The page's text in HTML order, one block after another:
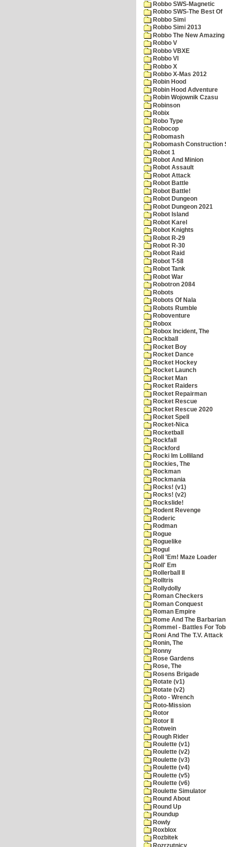
Robbo SWS-Magnetic
Robbo SWS-The Best Of
Robbo Simi
Robbo Simi 2013
Robbo The New
Robbo V
Robbo VBXE
Robbo VI
Robbo X
Robbo X-Mas 2012
Robin Hood
Robin Hood Adventure
Robin Wojownik Czasu
Robinson
Robix
Robo Type
Robocop
Robomash
Robomash Construction
Robot 1
Robot And Minion
Robot Assault
Robot Attack
Robot Battle
Robot Battle!
Robot Dungeon
Robot Dungeon 2021
Robot Island
Robot Karel
Robot Knights
Robot R-29
Robot R-30
Robot Raid
Robot T-58
Robot Tank
Robot War
Robotron 2084
Robots
Robots Of Nala
Robots Rumble
Roboventure
Robox
Robox Incident, The
Rockball
Rocket Boy
Rocket Dance
Rocket Hockey
Rocket Launch
Rocket Man
Rocket Raiders
Rocket Repairman
Rocket Rescue
Rocket Rescue 2020
Rocket Spell
Rocket-Nica
Rocketball
Rockfall
Rockford
Rocki Im Lolliland
Rockies, The
Rockman
Rockmania
Rocks! (v1)
Rocks! (v2)
Rockslide!
Rodent Revenge
Roderic
Rodman
Rogue
Roguelike
Rogul
Roll 'Em! Maze Loader
Roll' Em
Rollerball II
Rolltris
Rollydolly
Roman Checkers
Roman Conquest
Roman Empire
Rome And The
Rommel - Battles For
Roni And The T.V. Attack
Ronin, The
Ronny
Rose Gardens
Rose, The
Rosens Brigade
Rotate (v1)
Rotate (v2)
Roto - Wrench
Roto-Mission
Rotor
Rotor II
Rotwein
Rough Rider
Roulette (v1)
Roulette (v2)
Roulette (v3)
Roulette (v4)
Roulette (v5)
Roulette (v6)
Roulette Simulator
Round About
Round Up
Roundup
Rowly
Roxblox
Rozbitek
Rozrzutnicy